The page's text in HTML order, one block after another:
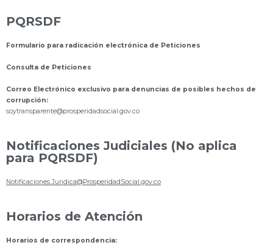
PQRSDF
Formulario para radicación electrónica de Peticiones
Consulta de Peticiones
Correo Electrónico exclusivo para denuncias de posibles hechos de
corrupción:
soytransparente@prosperidadsocial.gov.co
Notificaciones Judiciales (No aplica
para PQRSDF)
Notificaciones.Juridica@ProsperidadSocial.gov.co
Horarios de Atención
Horarios de correspondencia: